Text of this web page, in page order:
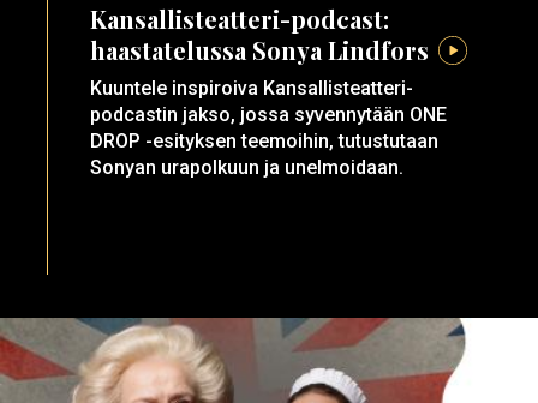
Kansallisteatteri-podcast:
haastatelussa Sonya Lindfors
Kuuntele inspiroiva Kansallisteatteri-
podcastin jakso, jossa syvennytään ONE
DROP -esityksen teemoihin, tutustutaan
Sonyan urapolkuun ja unelmoidaan.